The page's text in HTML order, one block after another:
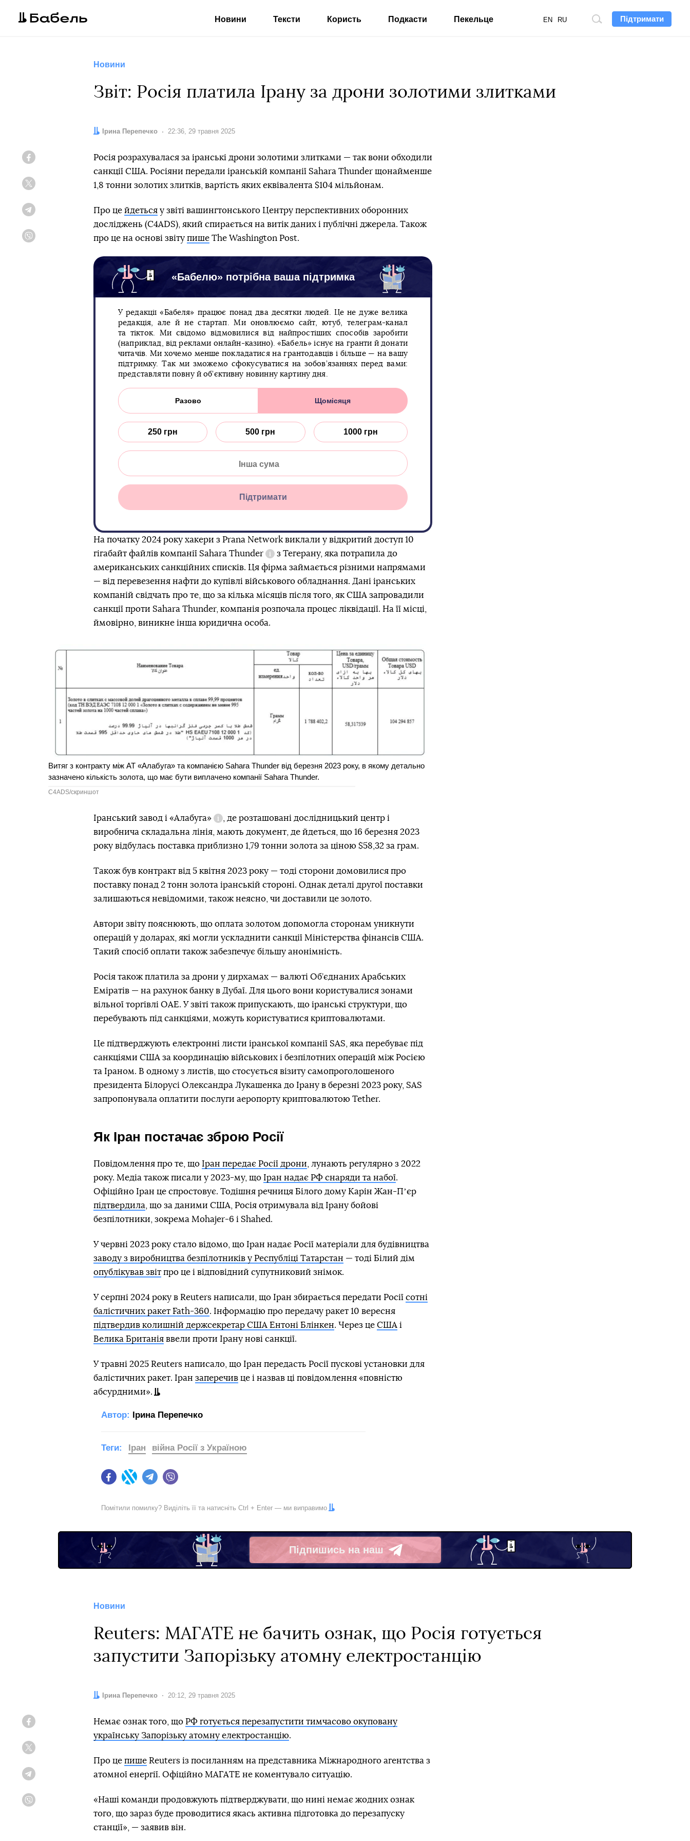
Підтримати
Пошук
EN RU
Новини Тексти Користь Подкасти Пекельце
Новини
Звіт: Росія платила Ірану за дрони золотими злитками
Автор:
Ірина Перепечко Дата:
22:36, 29 травня 2025
Росія розрахувалася за іранські дрони золотими злитками — так вони обходили
санкції США. Росіяни передали іранській компанії Sahara Thunder щонайменше
1,8 тонни золотих злитків, вартість яких еквівалента $104 мільйонам.
Про це йдеться у звіті вашингтонського Центру перспективних оборонних
досліджень (C4ADS), який спирається на витік даних і публічні джерела. Також
про це на основі звіту пише The Washington Post.
«Бабелю» потрібна ваша підтримка
У редакції «Бабеля» працює понад два десятки людей. Це не дуже велика
редакція, але й не стартап. Ми оновлюємо сайт, ютуб, телеграм-канал
та тікток. Ми свідомо відмовилися від найпростіших способів заробити
(наприклад, від реклами онлайн-казино). «Бабель» існує на гранти й донати
читачів. Ми хочемо менше покладатися на грантодавців і більше — на вашу
підтримку. Так ми зможемо сфокусуватися на зобов’язаннях перед вами:
представляти повну й об’єктивну новинну картину дня.
Разово Щомісяця
250 грн 500 грн 1000 грн
Підтримати
На початку 2024 року хакери з Prana Network виклали у відкритий доступ 10
гігабайт файлів компанії Sahara Thunder
Довідка
з Тегерану, яка потрапила до
американських санкційних списків. Ця фірма займається різними напрямами
— від перевезення нафти до купівлі військового обладнання. Дані іранських
компаній свідчать про те, що за кілька місяців після того, як США запровадили
санкції проти Sahara Thunder, компанія розпочала процес ліквідації. На її місці,
ймовірно, виникне інша юридична особа.
Витяг з контракту між АТ «Алабуга» та компанією Sahara Thunder від березня 2023 року, в якому детально
зазначено кількість золота, що має бути виплачено компанії Sahara Thunder.
C4ADS/скриншот
Іранський завод і «Алабуга»
Довідка
, де розташовані дослідницький центр і
виробнича складальна лінія, мають документ, де йдеться, що 16 березня 2023
року відбулась поставка приблизно 1,79 тонни золота за ціною $58,32 за грам.
Також був контракт від 5 квітня 2023 року — тоді сторони домовилися про
поставку понад 2 тонн золота іранській стороні. Однак деталі другої поставки
залишаються невідомими, також неясно, чи доставили це золото.
Автори звіту пояснюють, що оплата золотом допомогла сторонам уникнути
операцій у доларах, які могли ускладнити санкції Міністерства фінансів США.
Такий спосіб оплати також забезпечує більшу анонімність.
Росія також платила за дрони у дирхамах — валюті Об’єднаних Арабських
Еміратів — на рахунок банку в Дубаї. Для цього вони користувалися зонами
вільної торгівлі ОАЕ. У звіті також припускають, що іранські структури, що
перебувають під санкціями, можуть користуватися криптовалютами.
Це підтверджують електронні листи іранської компанії SAS, яка перебуває під
санкціями США за координацію військових і безпілотних операцій між Росією
та Іраном. В одному з листів, що стосується візиту самопроголошеного
президента Білорусі Олександра Лукашенка до Ірану в березні 2023 року, SAS
запропонувала оплатити послуги аеропорту криптовалютою Tether.
Як Іран постачає зброю Росії
Повідомлення про те, що Іран передає Росії дрони , лунають регулярно з 2022
року. Медіа також писали у 2023-му, що Іран надає РФ снаряди та набої.
Офіційно Іран це спростовує. Тодішня речниця Білого дому Карін Жан-Пʼєр
підтвердила , що за даними США, Росія отримувала від Ірану бойові
безпілотники, зокрема Mohajer-6 і Shahed.
У червні 2023 року стало відомо, що Іран надає Росії матеріали для будівництва
заводу з виробництва безпілотників у Республіці Татарстан — тоді Білий дім
опублікував звіт про це і відповідний супутниковий знімок.
У серпні 2024 року в Reuters написали, що Іран збирається передати Росії сотні
балістичних ракет Fath-360. Інформацію про передачу ракет 10 вересня
підтвердив колишній держсекретар США Ентоні Блінкен. Через це США і
Велика Британія ввели проти Ірану нові санкції.
У травні 2025 Reuters написало, що Іран передасть Росії пускові установки для
балістичних ракет. Іран заперечив це і назвав ці повідомлення «повністю
абсурдними».
Автор: Ірина Перепечко
FacebookTwitter Telegram
Теги: Іран війна Росії з Україною
Помітили помилку? Виділіть її та натисніть Ctrl + Enter — ми виправимо
Підпишись на наш
Telegram
Новини
Reuters: МАГАТЕ не бачить ознак, що Росія готується
запустити Запорізьку атомну електростанцію
Автор:
Ірина Перепечко Дата:
20:12, 29 травня 2025
Немає ознак того, що РФ готується перезапустити тимчасово окуповану
українську Запорізьку атомну електростанцію.
Про це пише Reuters із посиланням на представника Міжнародного агентства з
атомної енергії. Офіційно МАГАТЕ не коментувало ситуацію.
«Наші команди продовжують підтверджувати, що нині немає жодних ознак
того, що зараз буде проводитися якась активна підготовка до перезапуску
станції», — заявив він.